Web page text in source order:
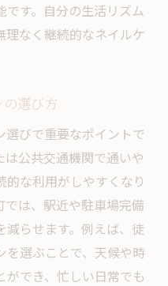
す。自分の生活リズム
理なく継続的なネイルケ
の選び方
選びで重要なポイントで
公共交通機関で通いや
な利用がしやすくなり
では、駅近や駐車場完備
減らせます。例えば、徒
を選ぶことで、天候や時
でき、忙しい日常でも